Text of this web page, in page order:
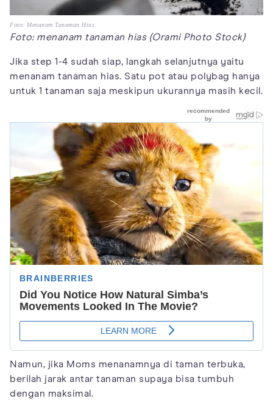
Foto: Menanam Tanaman Hias
Foto: menanam tanaman hias (Orami Photo Stock)
Jika step 1-4 sudah siap, langkah selanjutnya yaitu
menanam tanaman hias. Satu pot atau polybag hanya
untuk 1 tanaman saja meskipun ukurannya masih kecil.
Namun, jika Moms menanamnya di taman terbuka,
berilah jarak antar tanaman supaya bisa tumbuh
dengan maksimal.